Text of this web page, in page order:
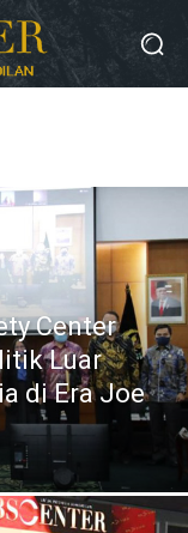
Center
Luar
di Era Joe